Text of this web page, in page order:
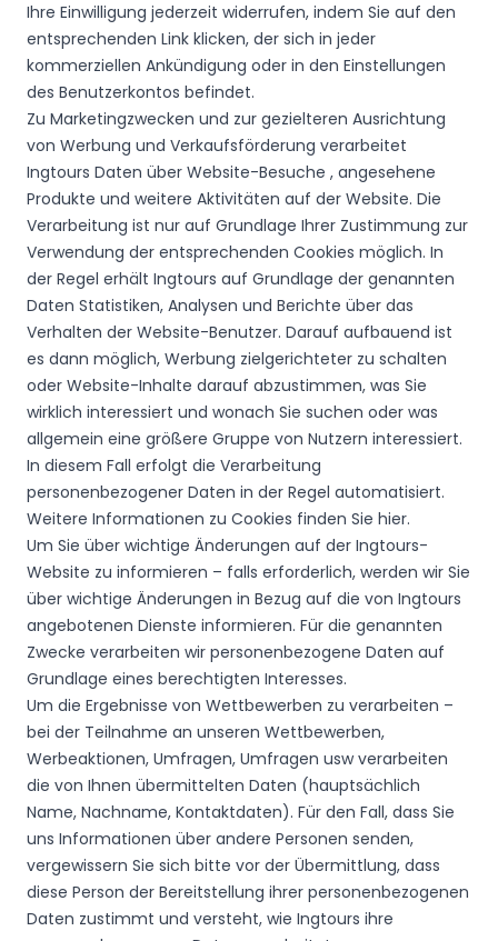
Ihre Einwilligung jederzeit widerrufen, indem Sie auf den
entsprechenden Link klicken, der sich in jeder
kommerziellen Ankündigung oder in den Einstellungen
des Benutzerkontos befindet.
Zu Marketingzwecken und zur gezielteren Ausrichtung
von Werbung und Verkaufsförderung verarbeitet
Ingtours Daten über Website-Besuche , angesehene
Produkte und weitere Aktivitäten auf der Website. Die
Verarbeitung ist nur auf Grundlage Ihrer Zustimmung zur
Verwendung der entsprechenden Cookies möglich. In
der Regel erhält Ingtours auf Grundlage der genannten
Daten Statistiken, Analysen und Berichte über das
Verhalten der Website-Benutzer. Darauf aufbauend ist
es dann möglich, Werbung zielgerichteter zu schalten
oder Website-Inhalte darauf abzustimmen, was Sie
wirklich interessiert und wonach Sie suchen oder was
allgemein eine größere Gruppe von Nutzern interessiert.
In diesem Fall erfolgt die Verarbeitung
personenbezogener Daten in der Regel automatisiert.
Weitere Informationen zu Cookies finden Sie hier.
Um Sie über wichtige Änderungen auf der Ingtours-
Website zu informieren – falls erforderlich, werden wir Sie
über wichtige Änderungen in Bezug auf die von Ingtours
angebotenen Dienste informieren. Für die genannten
Zwecke verarbeiten wir personenbezogene Daten auf
Grundlage eines berechtigten Interesses.
Um die Ergebnisse von Wettbewerben zu verarbeiten –
bei der Teilnahme an unseren Wettbewerben,
Werbeaktionen, Umfragen, Umfragen usw verarbeiten
die von Ihnen übermittelten Daten (hauptsächlich
Name, Nachname, Kontaktdaten). Für den Fall, dass Sie
uns Informationen über andere Personen senden,
vergewissern Sie sich bitte vor der Übermittlung, dass
diese Person der Bereitstellung ihrer personenbezogenen
Daten zustimmt und versteht, wie Ingtours ihre